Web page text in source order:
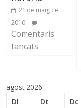
21 de maig de
2010
Comentaris
tancats
agost 2026
Dl
Dt Dc